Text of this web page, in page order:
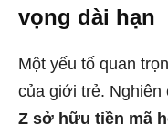
vọng dài hạn
Một yếu tố quan
của giới trẻ. Nghiên
Z sở hữu tiền mã